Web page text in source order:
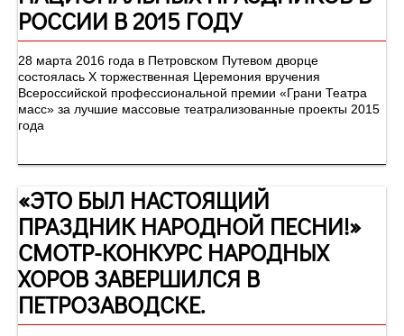
РОССИИ В 2015 ГОДУ
28 марта 2016 года в Петровском Путевом дворце
состоялась Х торжественная Церемония вручения
Всероссийской профессиональной премии «Грани Театра
масс» за лучшие массовые театрализованные проекты 2015
года
«ЭТО БЫЛ НАСТОЯЩИЙ
ПРАЗДНИК НАРОДНОЙ ПЕСНИ!»
СМОТР-КОНКУРС НАРОДНЫХ
ХОРОВ ЗАВЕРШИЛСЯ В
ПЕТРОЗАВОДСКЕ.